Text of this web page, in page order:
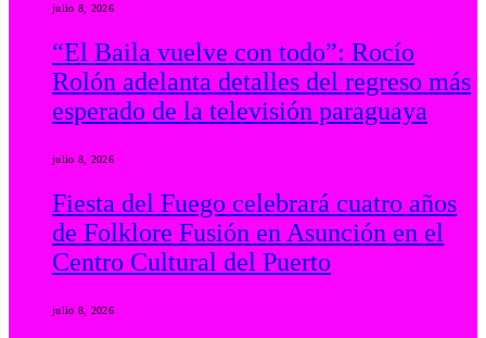
julio 8, 2026
“El Baila vuelve con todo”: Rocío
Rolón adelanta detalles del regreso más
esperado de la televisión paraguaya
julio 8, 2026
Fiesta del Fuego celebrará cuatro años
de Folklore Fusión en Asunción en el
Centro Cultural del Puerto
julio 8, 2026